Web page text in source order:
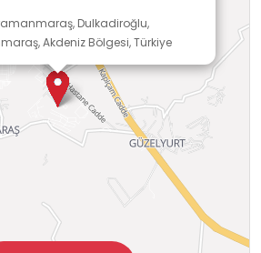
Dulkadiroğlu,
Akdeniz Bölgesi, Türkiye